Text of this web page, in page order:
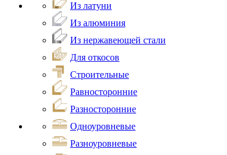
Из латуни
Из алюминия
Из нержавеющей стали
Для откосов
Строительные
Равносторонние
Разносторонние
Одноуровневые
Разноуровневые